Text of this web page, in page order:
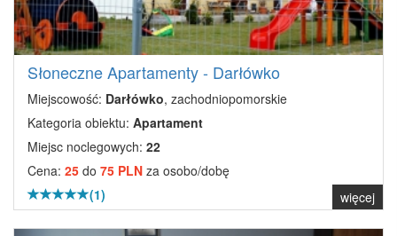
Słoneczne Apartamenty - Darłówko
Miejscowość: Darłówko, zachodniopomorskie
Kategoria obiektu: Apartament
Miejsc noclegowych: 22
Cena: 25 do 75 PLN za osobo/dobę
(1)
więcej